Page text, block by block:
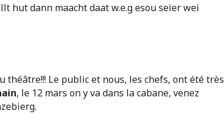
hut dann maacht daat w.e.g esou seier wei
théâtre!!! Le public et nous, les chefs, ont été très
, le 12 mars on y va dans la cabane, venez